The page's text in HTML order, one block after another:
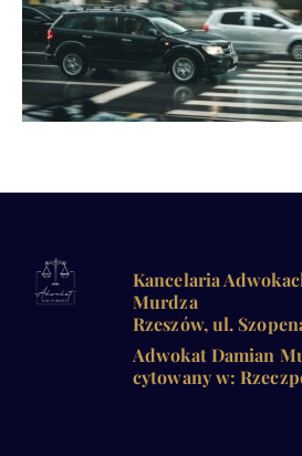
Kancelaria
Murdza
Rzeszów, ul.
Adwokat Damian
cytowany w: